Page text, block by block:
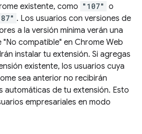
existente, como "107" o
. Los usuarios con versiones de
a la versión mínima verán una
compatible" en Chrome Web
instalar tu extensión. Si agregas
existente, los usuarios cuya
sea anterior no recibirán
automáticas de tu extensión. Esto
empresariales en modo